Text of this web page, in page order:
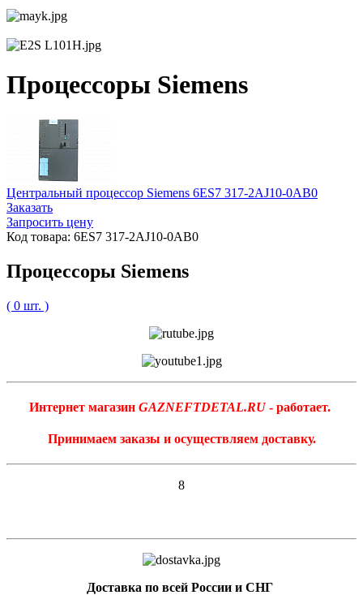
Процессоры Siemens
Центральный процессор Siemens 6ES7 317-2AJ10-0AB0
Заказать
Запросить цену
Код товара: 6ES7 317-2AJ10-0AB0
Процессоры Siemens
( 0 шт. )
Интернет магазин GAZNEFTDETAL.RU- работает.
Принимаем заказы и осуществляем доставку.
8
Доставка по всей России и СНГ